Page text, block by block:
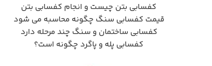
کفسابی بتن چیست و انجام کفسابی بتن
قیمت کفسابی سنگ چگونه محاسبه می شود
کفسابی ساختمان و سنگ چند مرحله دارد
کفسابی پله و پاگرد چگونه است؟